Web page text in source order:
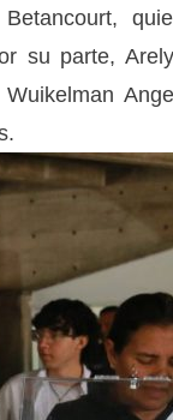
su parte,